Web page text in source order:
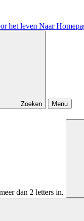
Naar
Zoeken
Menu
dan 2 letters in.